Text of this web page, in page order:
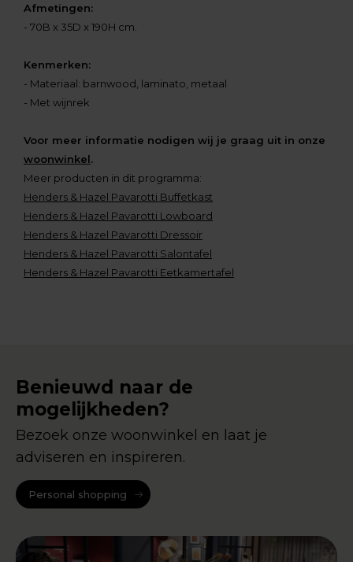
Afmetingen:
- 70B x 35D x 190H cm.
Kenmerken:
- Materiaal: barnwood, laminato, metaal
- Met wijnrek
Voor meer informatie nodigen wij je graag uit in onze
woonwinkel.
Meer producten in dit programma:
Henders & Hazel Pavarotti Buffetkast
Henders & Hazel Pavarotti Lowboard
Henders & Hazel Pavarotti Dressoir
Henders & Hazel Pavarotti Salontafel
Henders & Hazel Pavarotti Eetkamertafel
Benieuwd naar de
mogelijkheden?
Bezoek onze woonwinkel en laat je
adviseren en inspireren.
Personal shopping